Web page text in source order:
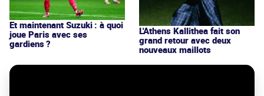
Et maintenant Suzuki : à quoi
joue Paris avec ses
gardiens ?
L'Athens Kallithea fait son
grand retour avec deux
nouveaux maillots